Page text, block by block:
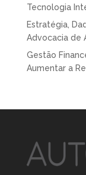
Tecnologia
Estratégia,
Advocacia de
Gestão
Aumentar a